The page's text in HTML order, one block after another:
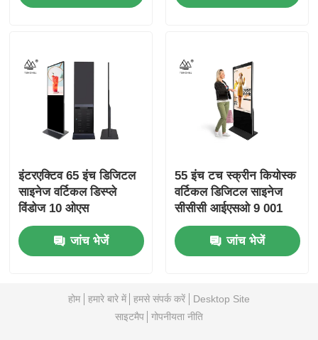
इंटरएक्टिव 65 इंच डिजिटल
साइनेज वर्टिकल डिस्प्ले
विंडोज 10 ओएस
जांच भेजें
55 इंच टच स्क्रीन कियोस्क
वर्टिकल डिजिटल साइनेज
सीसीसी आईएसओ 9 001
जांच भेजें
होम हमारे बारे में हमसे संपर्क करें
Desktop Site
साइटमैप
गोपनीयता नीति